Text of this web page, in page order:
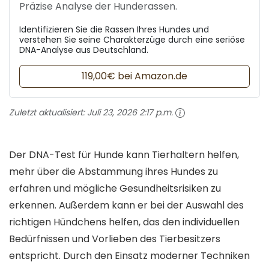
Präzise Analyse der Hunderassen.
Identifizieren Sie die Rassen Ihres Hundes und
verstehen Sie seine Charakterzüge durch eine seriöse
DNA-Analyse aus Deutschland.
119,00€ bei Amazon.de
Zuletzt aktualisiert: Juli 23, 2026 2:17 p.m.
Der DNA-Test für Hunde kann Tierhaltern helfen,
mehr über die Abstammung ihres Hundes zu
erfahren und mögliche Gesundheitsrisiken zu
erkennen. Außerdem kann er bei der Auswahl des
richtigen Hündchens helfen, das den individuellen
Bedürfnissen und Vorlieben des Tierbesitzers
entspricht. Durch den Einsatz moderner Techniken